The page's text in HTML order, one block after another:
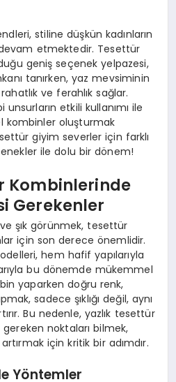
stiline düşkün kadınların
etmektedir. Tesettür
geniş seçenek yelpazesi,
tanırken, yaz mevsiminin
ve ferahlık sağlar.
etkili kullanımı ile
kombinler oluşturmak
giyim severler için farklı
ile dolu bir dönem!
Kombinlerinde
Gerekenler
şık görünmek, tesettür
için son derece önemlidir.
hem hafif yapılarıyla
bu dönemde mükemmel
yaparken doğru renk,
sadece şıklığı değil, aynı
Bu nedenle, yazlık tesettür
noktaları bilmek,
artırmak için kritik bir adımdır.
Yöntemler